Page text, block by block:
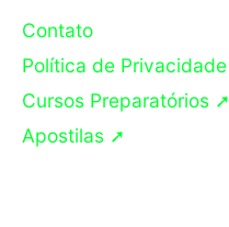
Contato
Política de Privacidade
Cursos Preparatórios ➚
Apostilas ➚